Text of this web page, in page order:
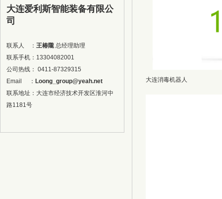
大连爱利斯智能装备有限公
司
联系人 ： 王椿隴总经理助理
联系手机：13304082001
公司热线： 0411-87329315
Email ： Loong_group@yeah.net
联系地址：大连市经济技术开发区淮河中
路1181号
大连消毒机器人